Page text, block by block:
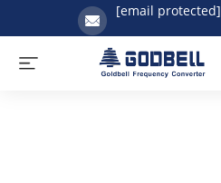
[email protected]